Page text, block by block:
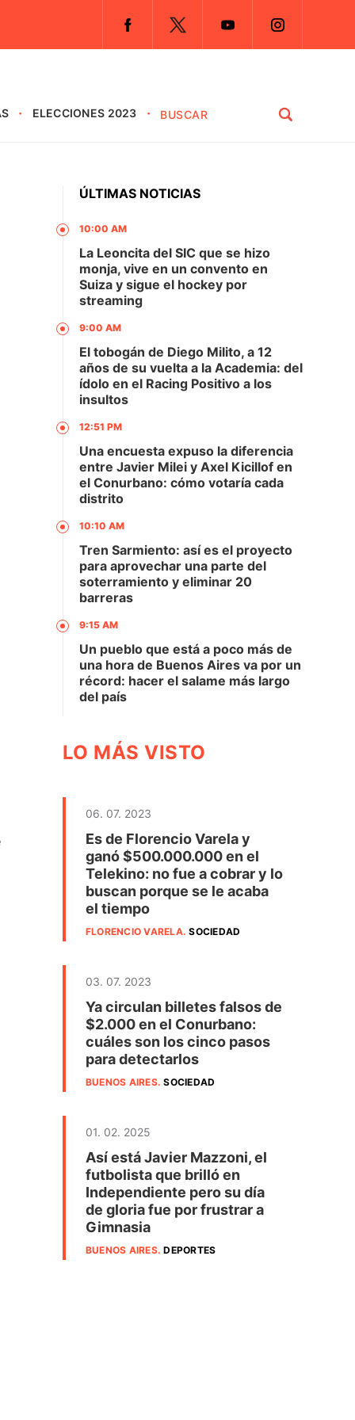
ELECCIONES 2023
ÚLTIMAS NOTICIAS
10:00 AM
La Leoncita del SIC que se hizo
monja, vive en un convento en
Suiza y sigue el hockey por
streaming
9:00 AM
El tobogán de Diego Milito, a 12
años de su vuelta a la Academia: del
ídolo en el Racing Positivo a los
insultos
12:51 PM
Una encuesta expuso la diferencia
entre Javier Milei y Axel Kicillof en
el Conurbano: cómo votaría cada
distrito
10:10 AM
Tren Sarmiento: así es el proyecto
para aprovechar una parte del
soterramiento y eliminar 20
barreras
9:15 AM
Un pueblo que está a poco más de
una hora de Buenos Aires va por un
récord: hacer el salame más largo
del país
LO MÁS VISTO
06. 07. 2023
Es de Florencio Varela y
ganó $500.000.000 en el
Telekino: no fue a cobrar y lo
buscan porque se le acaba
el tiempo
FLORENCIO VARELA.SOCIEDAD
03. 07. 2023
Ya circulan billetes falsos de
$2.000 en el Conurbano:
cuáles son los cinco pasos
para detectarlos
BUENOS AIRES.SOCIEDAD
01. 02. 2025
Así está Javier Mazzoni, el
futbolista que brilló en
Independiente pero su día
de gloria fue por frustrar a
Gimnasia
BUENOS AIRES.DEPORTES